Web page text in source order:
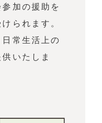
加の援助を
られます。
常生活上の
いたしま